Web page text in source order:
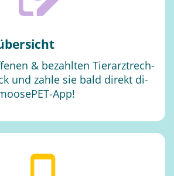
& be­zahl­ten Tier­arzt­rech­
und zah­le sie bald di­rekt di­
App!